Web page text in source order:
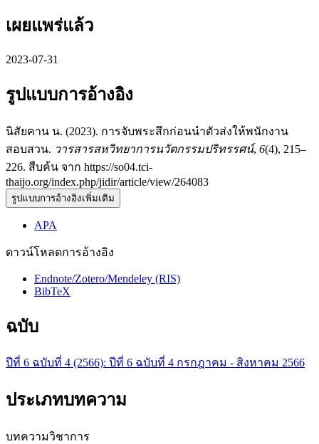
เผยแพร่แล้ว
2023-07-31
รูปแบบการอ้างอิง
นิสัยคาน น. (2023). การจับพระสึกก่อนนำตัวส่งให้พนักงาน
สอบสวน. วารสารสหวิทยาการนวัตกรรมปริทรรศน์, 6(4), 215–
226. สืบค้น จาก https://so04.tci-
thaijo.org/index.php/jidir/article/view/264083
รูปแบบการอ้างอิงเพิ่มเติม
APA
ดาวน์โหลดการอ้างอิง
Endnote/Zotero/Mendeley (RIS)
BibTeX
ฉบับ
ปีที่ 6 ฉบับที่ 4 (2566): ปีที่ 6 ฉบับที่ 4 กรกฎาคม - สิงหาคม 2566
ประเภทบทความ
บทความวิชาการ